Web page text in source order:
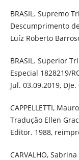
BRASIL. Supremo
Descumprimento
Luíz Roberto
BRASIL. Superior
Especial 1828219/
Jul. 03.09.2019,
CAPPELLETTI,
Tradução Ellen
Editor. 1988,
CARVALHO,